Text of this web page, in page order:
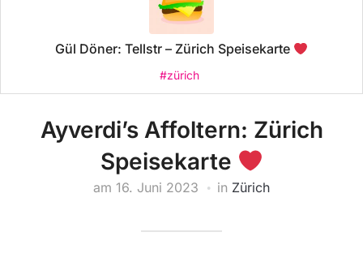
Gül Döner: Tellstr – Zürich Speisekarte
#zürich
Ayverdi’s Affoltern: Zürich
Speisekarte
am 16. Juni 2023 in Zürich